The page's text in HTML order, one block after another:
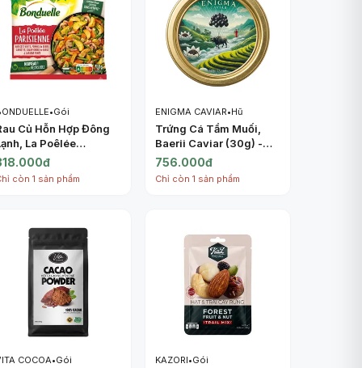
•Gói
Củ Hỗn Hợp Đông
La Poêlée
(750g) -
còn 1 sản phẩm
ENIGMA CAVIAR•Hũ
Trứng Cá Tầm Muối,
Baerii Caviar (30g) -
ENIGMA CAVIAR
756.000đ
Chỉ còn 1 sản phẩm
COCOA•Gói KAZORI•Gói